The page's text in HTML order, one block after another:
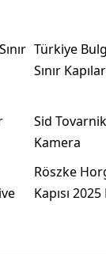
Türkiye
Sınır
Sid
Kamera
Röszke
Kapısı